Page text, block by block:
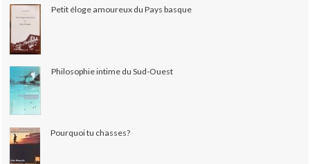
Petit éloge amoureux du Pays basque
Philosophie intime du Sud-Ouest
Pourquoi tu chasses?